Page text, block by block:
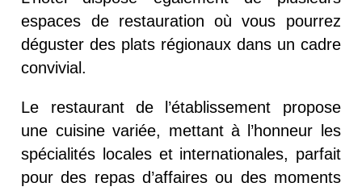
espaces de restauration où vous pourrez
déguster des plats régionaux dans un cadre
convivial.
Le restaurant de l’établissement propose
une cuisine variée, mettant à l’honneur les
spécialités locales et internationales, parfait
pour des repas d’affaires ou des moments